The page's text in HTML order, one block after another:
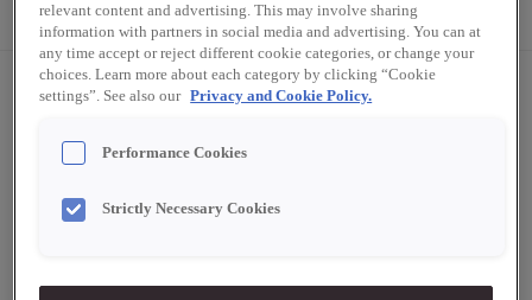
relevant content and advertising. This may involve sharing
information with partners in social media and advertising. You can at
any time accept or reject different cookie categories, or change your
choices. Learn more about each category by clicking “Cookie
settings”. See also our Privacy and Cookie Policy.
Performance Cookies
Strictly Necessary Cookies